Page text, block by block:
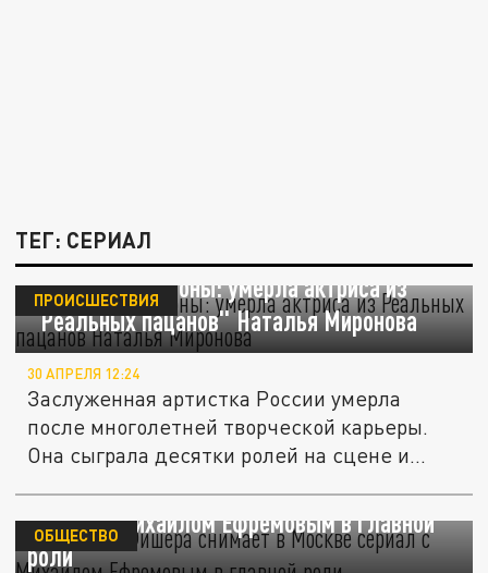
ТЕГ: СЕРИАЛ
Её знали миллионы: умерла актриса из
"Реальных пацанов" Наталья Миронова
ПРОИСШЕСТВИЯ
30 АПРЕЛЯ 12:24
Заслуженная артистка России умерла
после многолетней творческой карьеры.
Она сыграла десятки ролей на сцене и...
Создатель "Фишера" снимает в Москве
сериал с Михаилом Ефремовым в главной
роли
ОБЩЕСТВО